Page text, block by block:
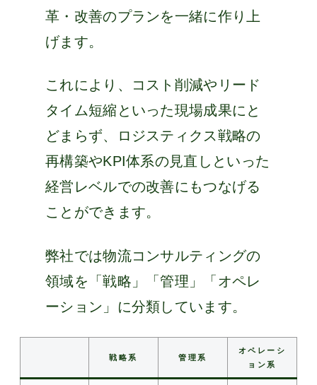
革・改善のプランを一緒に作り上
げます。
これにより、コスト削減やリード
タイム短縮といった現場成果にと
どまらず、ロジスティクス戦略の
再構築やKPI体系の見直しといった
経営レベルでの改善にもつなげる
ことができます。
弊社では物流コンサルティングの
領域を「戦略」「管理」「オペレ
ーション」に分類しています。
戦略系 管理系
オペレーシ
ョン系